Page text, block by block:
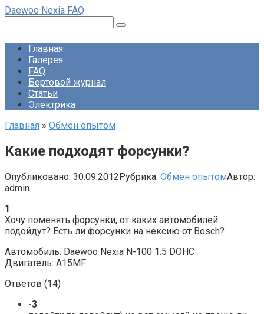
Перейти
контенту
Daewoo Nexia FAQ
Главная
Галерея
FAQ
Бортовой журнал
Статьи
Электрика
Главная » Обмен опытом
Какие подходят форсунки?
Опубликовано: 30.09.2012Рубрика: Обмен опытомАвтор:
admin
1
Хочу поменять форсунки, от каких автомобилей
подойдут? Есть ли форсунки на нексию от Bosch?
Автомобиль: Daewoo Nexia N-100 1.5 DOHC
Двигатель: A15MF
Ответов (14)
-3